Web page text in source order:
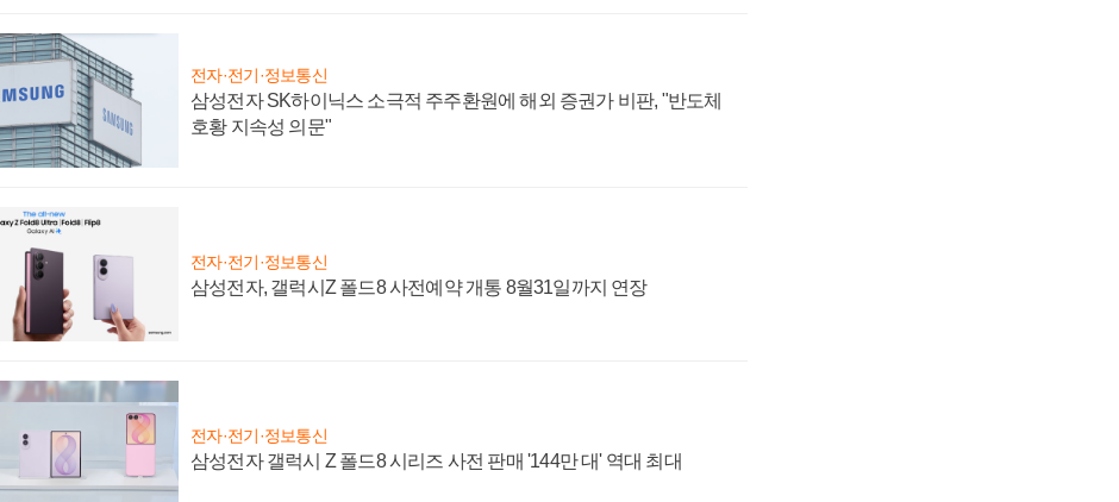
전자·전기·정보통신
삼성전자 SK하이닉스 소극적 주주환원에 해외 증권가 비판, "반도체
호황 지속성 의문"
전자·전기·정보통신
삼성전자, 갤럭시Z 폴드8 사전예약 개통 8월31일까지 연장
전자·전기·정보통신
삼성전자 갤럭시 Z 폴드8 시리즈 사전 판매 '144만 대' 역대 최대